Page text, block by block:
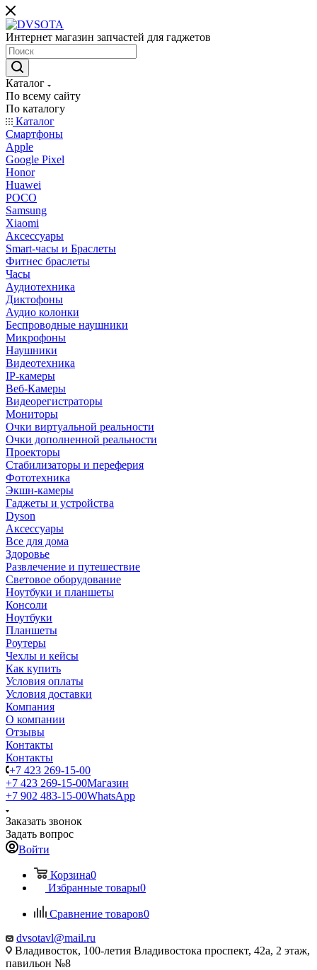
Интернет магазин запчастей для гаджетов
Каталог
По всему сайту
По каталогу
Каталог
Смартфоны
Apple
Google Pixel
Honor
Huawei
POCO
Samsung
Xiaomi
Аксессуары
Smart-часы и Браслеты
Фитнес браслеты
Часы
Аудиотехника
Диктофоны
Аудио колонки
Беспроводные наушники
Микрофоны
Наушники
Видеотехника
IP-камеры
Веб-Камеры
Видеорегистраторы
Мониторы
Очки виртуальной реальности
Очки дополненной реальности
Проекторы
Стабилизаторы и переферия
Фототехника
Экшн-камеры
Гаджеты и устройства
Dyson
Аксессуары
Все для дома
Здоровье
Развлечение и путешествие
Световое оборудование
Ноутбуки и планшеты
Консоли
Ноутбуки
Планшеты
Роутеры
Чехлы и кейсы
Как купить
Условия оплаты
Условия доставки
Компания
О компании
Отзывы
Контакты
Контакты
+7 423 269-15-00
+7 423 269-15-00Магазин
+7 902 483-15-00WhatsApp
Заказать звонок
Задать вопрос
Войти
Корзина0
Избранные товары0
Сравнение товаров0
dvsotavl@mail.ru
Владивосток, 100-летия Владивостока проспект, 42а, 2 этаж,
павильон №8